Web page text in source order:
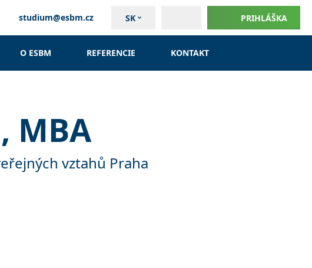
SK PRIHLÁŠKA
studium@esbm.cz
O ESBM REFERENCIE KONTAKT
MBA
vztahů Praha